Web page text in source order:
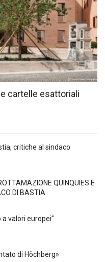
cartelle esattoriali
critiche al sindaco
QUINQUIES E
DI BASTIA
valori europei”
di Höchberg»